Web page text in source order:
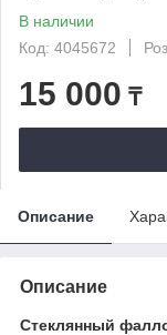
В наличии
Код: 4045672
15 000 ₸
Описание
Описание
Стеклянный